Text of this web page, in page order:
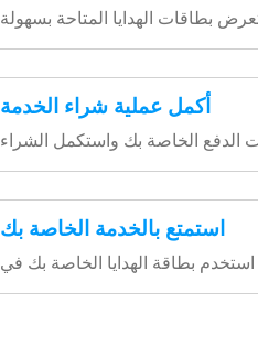
أكمل عملية شراء الخدمة
استمتع بالخدمة الخاصة بك